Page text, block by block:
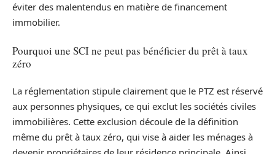
éviter des malentendus en matière de financement
immobilier.
Pourquoi une SCI ne peut pas bénéficier du prêt à taux
zéro
La réglementation stipule clairement que le PTZ est réservé
aux personnes physiques, ce qui exclut les sociétés civiles
immobilières. Cette exclusion découle de la définition
même du prêt à taux zéro, qui vise à aider les ménages à